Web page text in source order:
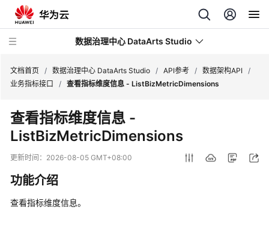
数据治理中心 DataArts Studio
最
新
动
服
务
公
文档首页 / 数据治理中心 DataArts Studio / API参考 / 数据架构API /
业务指标接口
/ 查看指标维度信息 - ListBizMetricDimensions
查看指标维度信息 -
ListBizMetricDimensions
更新时间： 2026-08-05 GMT+08:00
功能介绍
查看指标维度信息。